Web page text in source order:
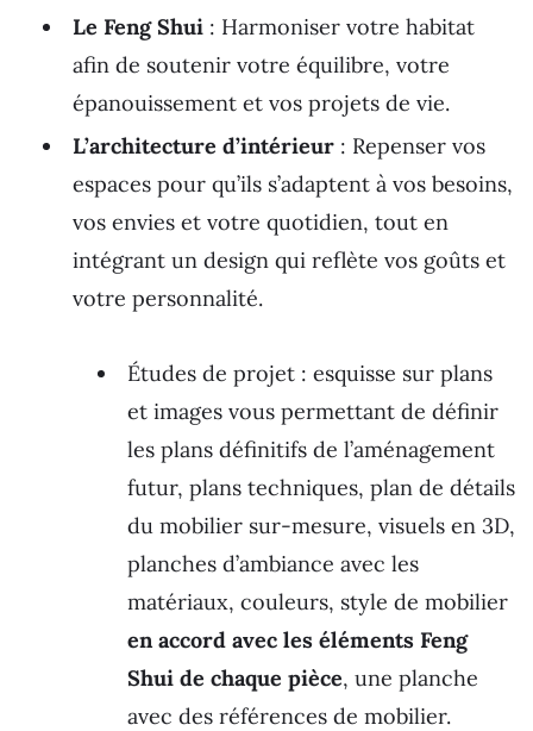
Le Feng Shui : Harmoniser votre habitat
afin de soutenir votre équilibre, votre
épanouissement et vos projets de vie.
L’architecture d’intérieur : Repenser vos
espaces pour qu’ils s’adaptent à vos besoins,
vos envies et votre quotidien, tout en
intégrant un design qui reflète vos goûts et
votre personnalité.
Études de projet : esquisse sur plans
et images vous permettant de définir
les plans définitifs de l’aménagement
futur, plans techniques, plan de détails
du mobilier sur-mesure, visuels en 3D,
planches d’ambiance avec les
matériaux, couleurs, style de mobilier
en accord avec les éléments Feng
Shui de chaque pièce, une planche
avec des références de mobilier.